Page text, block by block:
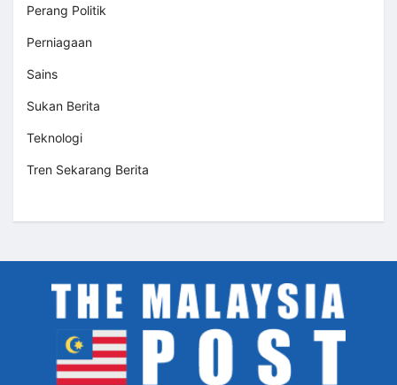
Perang Politik
Perniagaan
Sains
Sukan Berita
Teknologi
Tren Sekarang Berita